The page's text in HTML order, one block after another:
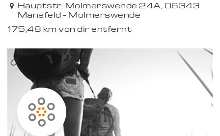
Hauptstr. Molmerswende 24A, 06343
Mansfeld - Molmerswende
175,48 km von dir entfernt